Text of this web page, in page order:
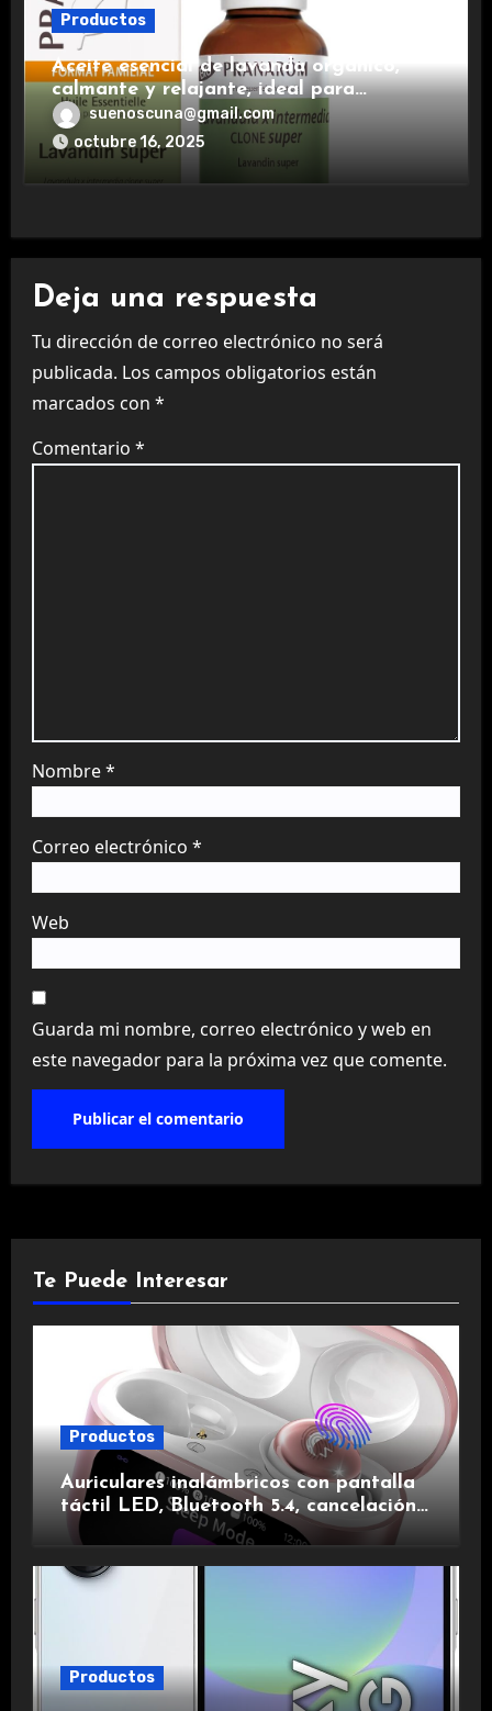
Productos
Aceite esencial de lavanda orgánico,
calmante y relajante, ideal para
aromaterapia.
suenoscuna@gmail.com
octubre 16, 2025
Deja una respuesta
Tu dirección de correo electrónico no será
publicada. Los campos obligatorios están
marcados con *
Comentario *
Nombre*
Correo electrónico *
Web
Guarda mi nombre, correo electrónico y web en
este navegador para la próxima vez que comente.
Te Puede Interesar
Productos
Auriculares inalámbricos con pantalla
táctil LED, Bluetooth 5.4, cancelación
de ruido, impermeables y de larga
duración.
Productos